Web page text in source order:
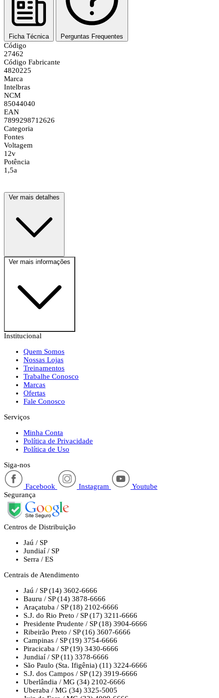
Ficha Técnica Perguntas Frequentes
Código
27462
Código Fabricante
4820225
Marca
Intelbras
NCM
85044040
EAN
7899298712626
Categoria
Fontes
Voltagem
12v
Potência
1,5a
Ver mais detalhes
Ver mais informações
Institucional
Quem Somos
Nossas Lojas
Treinamentos
Trabalhe Conosco
Marcas
Ofertas
Fale Conosco
Serviços
Minha Conta
Política de Privacidade
Política de Uso
Siga-nos
Facebook Instagram
Youtube
Segurança
Centros de Distribuição
Jaú / SP
Jundiaí / SP
Serra / ES
Centrais de Atendimento
Jaú / SP (14) 3602-6666
Bauru / SP (14) 3878-6666
Araçatuba / SP (18) 2102-6666
S.J. do Rio Preto / SP (17) 3211-6666
Presidente Prudente / SP (18) 3904-6666
Ribeirão Preto / SP (16) 3607-6666
Campinas / SP (19) 3754-6666
Piracicaba / SP (19) 3430-6666
Jundiaí / SP (11) 3378-6666
São Paulo (Sta. Ifigênia) (11) 3224-6666
S.J. dos Campos / SP (12) 3919-6666
Uberlândia / MG (34) 2102-6666
Uberaba / MG (34) 3325-5005